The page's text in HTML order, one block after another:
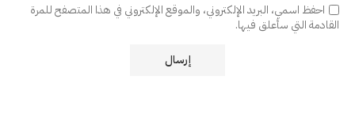
احفظ اسمي، البريد الإلكتروني، والموقع الإلكتروني في هذا المتصفح للمرة
القادمة التي سأعلق فيها.